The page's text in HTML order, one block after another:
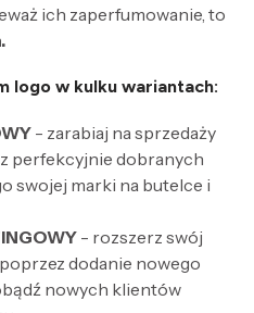
ich zaperfumowanie, to
logo w kulku wariantach:
- zarabiaj na sprzedaży
perfekcyjnie dobranych
swojej marki na butelce i
- rozszerz swój
dodanie nowego
nowych klientów